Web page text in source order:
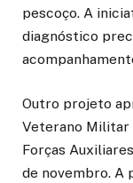
pescoço. A
diagnóstico
Outro projeto
Veterano Militar
Forças
de novembro. A